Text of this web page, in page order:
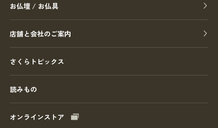
お仏壇 / お仏具
店舗と会社のご案内
さくらトピックス
読みもの
オンラインストア